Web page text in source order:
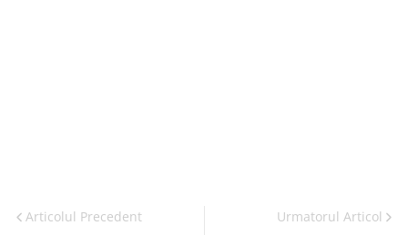
Articolul Precedent Urmatorul Articol